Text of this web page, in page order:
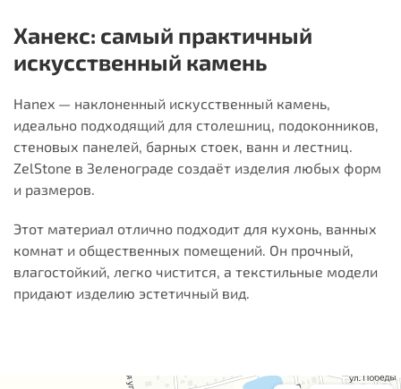
Ханекс: самый практичный
искусственный камень
Hanex — наклоненный искусственный камень,
идеально подходящий для столешниц, подоконников,
стеновых панелей, барных стоек, ванн и лестниц.
ZelStone в Зеленограде создаёт изделия любых форм
и размеров.
Этот материал отлично подходит для кухонь, ванных
комнат и общественных помещений. Он прочный,
влагостойкий, легко чистится, а текстильные модели
придают изделию эстетичный вид.